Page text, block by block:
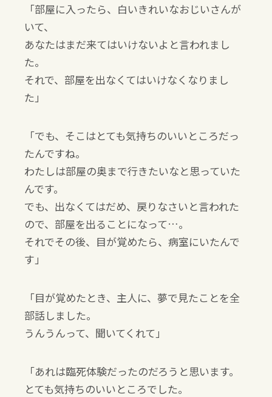
「部屋に入ったら、白いきれいなおじいさんが
いて、
あなたはまだ来てはいけないよと言われまし
た。
それで、部屋を出なくてはいけなくなりまし
た」
「でも、そこはとても気持ちのいいところだっ
たんですね。
わたしは部屋の奥まで行きたいなと思っていた
んです。
でも、出なくてはだめ、戻りなさいと言われた
ので、部屋を出ることになって…。
それでその後、目が覚めたら、病室にいたんで
す」
「目が覚めたとき、主人に、夢で見たことを全
部話しました。
うんうんって、聞いてくれて」
「あれは臨死体験だったのだろうと思います。
とても気持ちのいいところでした。